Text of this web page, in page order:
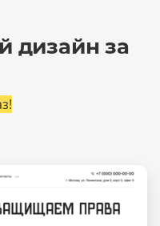
дизайн за